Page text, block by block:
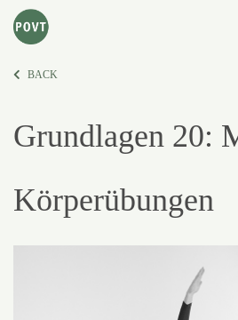
BACK
Grundlagen 20:
Körperübungen